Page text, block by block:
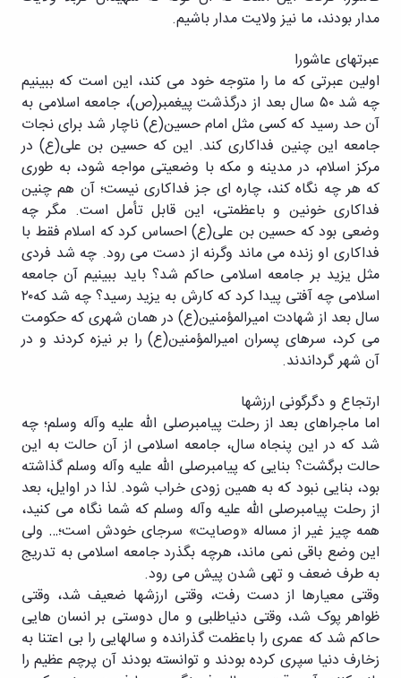
مدار بودند، ما نیز ولایت مدار باشیم.
عبرتهای عاشورا
اولین عبرتی که ما را متوجه خود می کند، این است که ببینیم
چه شد ۵۰ سال بعد از درگذشت پیغمبر(ص)، جامعه اسلامی به
آن حد رسید که کسی مثل امام حسین(ع) ناچار شد برای نجات
جامعه این چنین فداکاری کند. این که حسین بن علی(ع) در
مرکز اسلام، در مدینه و مکه با وضعیتی مواجه شود، به طوری
که هر چه نگاه کند، چاره ای جز فداکاری نیست؛ آن هم چنین
فداکاری خونین و باعظمتی، این قابل تأمل است. مگر چه
وضعی بود که حسین بن علی(ع) احساس کرد که اسلام فقط با
فداکاری او زنده می ماند وگرنه از دست می رود. چه شد فردی
مثل یزید بر جامعه اسلامی حاکم شد؟ باید ببینیم آن جامعه
اسلامی چه آفتی پیدا کرد که کارش به یزید رسید؟ چه شد که۲۰
سال بعد از شهادت امیرالمؤمنین(ع) در همان شهری که حکومت
می کرد، سرهای پسران امیرالمؤمنین(ع) را بر نیزه کردند و در
آن شهر گرداندند.
ارتجاع و دگرگونی ارزشها
اما ماجراهای بعد از رحلت پیامبرصلی الله علیه وآله وسلم؛ چه
شد که در این پنجاه سال، جامعه اسلامی از آن حالت به این
حالت برگشت؟ بنایی که پیامبرصلی الله علیه وآله وسلم گذاشته
بود، بنایی نبود که به همین زودی خراب شود. لذا در اوایل، بعد
از رحلت پیامبرصلی الله علیه وآله وسلم که شما نگاه می کنید،
همه چیز غیر از مساله «وصایت» سرجای خودش است؛… ولی
این وضع باقی نمی ماند، هرچه بگذرد جامعه اسلامی به تدریج
به طرف ضعف و تهی شدن پیش می رود.
وقتی معیارها از دست رفت، وقتی ارزشها ضعیف شد، وقتی
ظواهر پوک شد، وقتی دنیاطلبی و مال دوستی بر انسان هایی
حاکم شد که عمری را باعظمت گذرانده و سالهایی را بی اعتنا به
زخارف دنیا سپری کرده بودند و توانسته بودند آن پرچم عظیم را